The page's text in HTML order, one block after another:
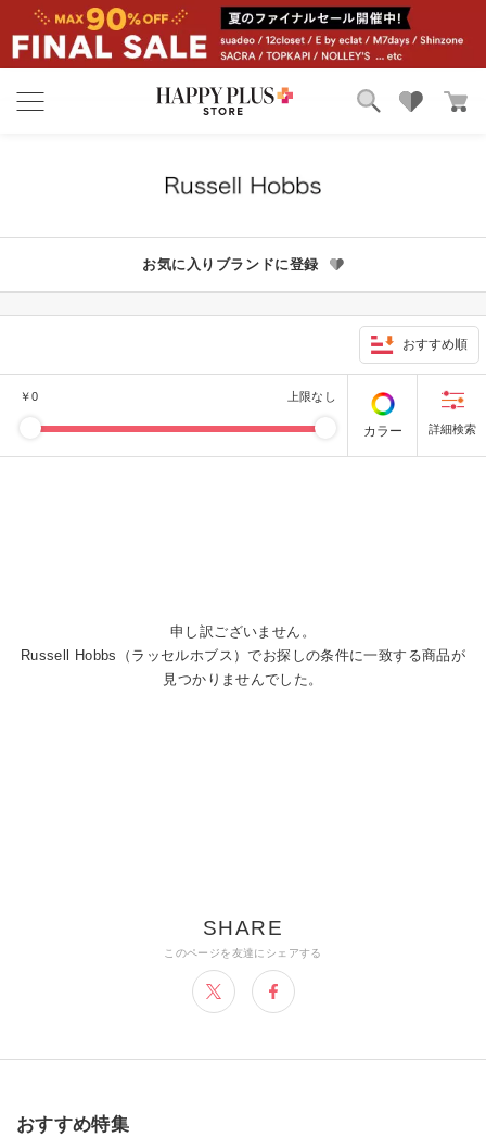
お気に入り
お気に入りブランドに登録
おすすめ順
￥0 上限なし
カラー
申し訳ございません。
Russell Hobbs（ラッセルホブス）でお探しの条件に一致する商品が
見つかりませんでした。
おすすめ特集